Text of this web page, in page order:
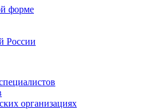
форме
России
организациях